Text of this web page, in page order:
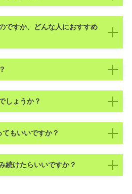
ですか、どんな人におすすめ
しょうか？
もいいですか？
続けたらいいですか？